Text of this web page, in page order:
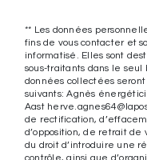
** Les données
fins de vous contacter et
informatisé. Elles sont
sous-traitants dans le
données collectées
suivants: Agnès
Aast
de rectification,
d’opposition, de retrait
du droit d’introduire une
contrôle, ainsi que